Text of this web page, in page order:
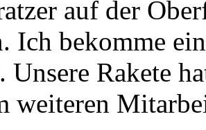
auf der
Ich bekomme
Unsere Rakete
weiteren